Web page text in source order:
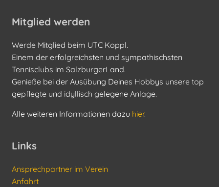
Mitglied werden
Werde Mitglied beim UTC Koppl.
Einem der erfolgreichsten und sympathischsten
Tennisclubs im SalzburgerLand.
Genieße bei der Ausübung Deines Hobbys unsere top
gepflegte und idyllisch gelegene Anlage.
Alle weiteren Informationen dazu hier.
Links
Ansprechpartner im Verein
Anfahrt